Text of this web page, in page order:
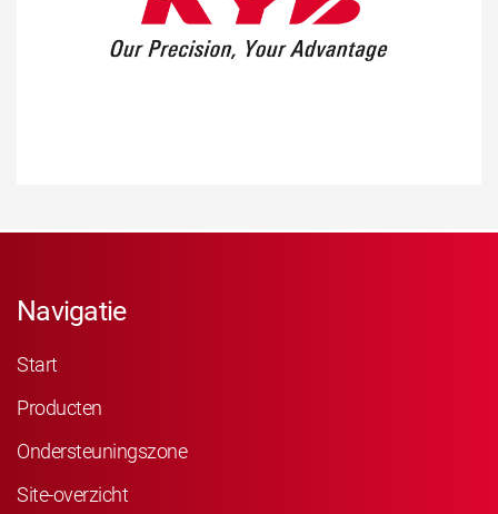
Navigatie
Start
Producten
Ondersteuningszone
Site-overzicht